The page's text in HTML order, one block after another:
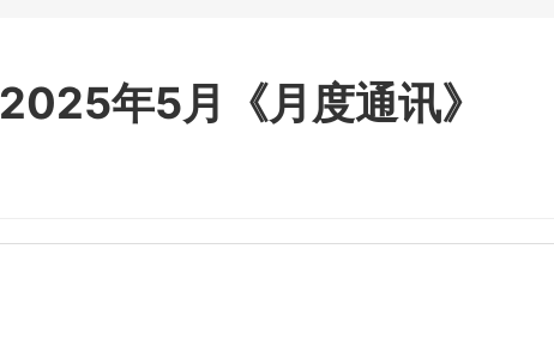
2025年5月《月度通讯》